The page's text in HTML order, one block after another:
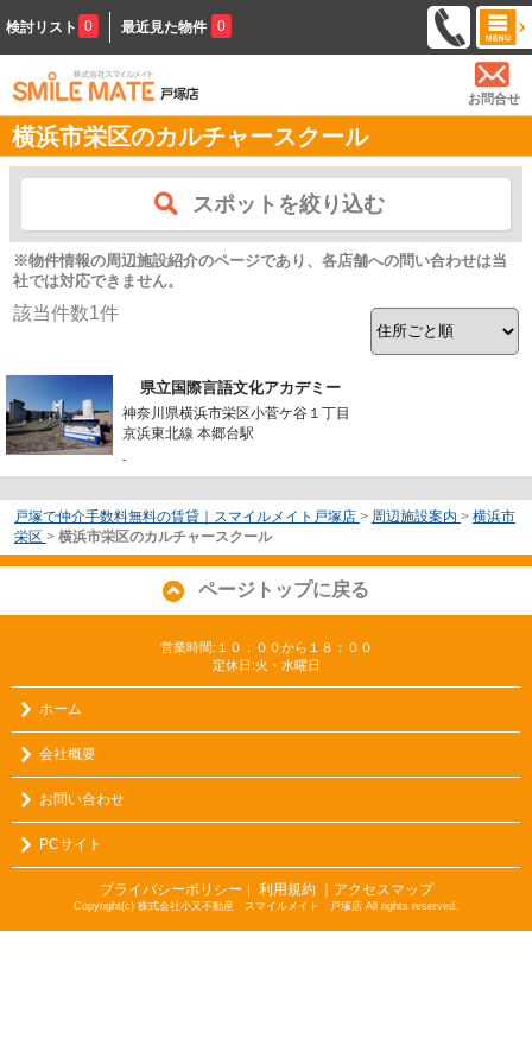
検討リスト 0 最近見た物件 0
お問合せ
横浜市栄区のカルチャースクール
スポットを絞り込む
※物件情報の周辺施設紹介のページであり、各店舗への問い合わせは当
社では対応できません。
該当件数1件
県立国際言語文化アカデミー
神奈川県横浜市栄区小菅ケ谷１丁目
京浜東北線 本郷台駅
-
戸塚で仲介手数料無料の賃貸｜スマイルメイト戸塚店 > 周辺施設案内 > 横浜市
栄区 > 横浜市栄区のカルチャースクール
ページトップに戻る
営業時間:１０：００から１８：００
定休日:火・水曜日
ホーム
会社概要
お問い合わせ
PCサイト
プライバシーポリシー ｜ 利用規約 ｜アクセスマップ
Copyright(c) 株式会社小又不動産 スマイルメイト 戸塚店 All rights reserved.